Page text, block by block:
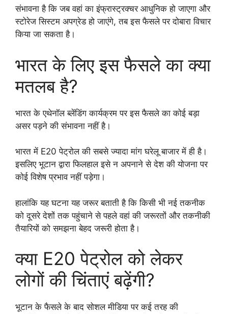
संभावना है कि जब वहां का इंफ्रास्ट्रक्चर आधुनिक हो जाएगा और
स्टोरेज सिस्टम अपग्रेड हो जाएंगे, तब इस फैसले पर दोबारा विचार
किया जा सकता है।
भारत के लिए इस फैसले का क्या
मतलब है?
भारत के एथेनॉल ब्लेंडिंग कार्यक्रम पर इस फैसले का कोई बड़ा
असर पड़ने की संभावना नहीं है।
भारत में E20 पेट्रोल की सबसे ज्यादा मांग घरेलू बाजार में ही है।
इसलिए भूटान द्वारा फिलहाल इसे न अपनाने से देश की योजना पर
कोई विशेष प्रभाव नहीं पड़ेगा।
हालांकि यह घटना यह जरूर बताती है कि किसी भी नई तकनीक
को दूसरे देशों तक पहुंचाने से पहले वहां की जरूरतों और तकनीकी
तैयारियों को समझना बेहद जरूरी होता है।
क्या E20 पेट्रोल को लेकर
लोगों की चिंताएं बढ़ेंगी?
भूटान के फैसले के बाद सोशल मीडिया पर कई तरह की